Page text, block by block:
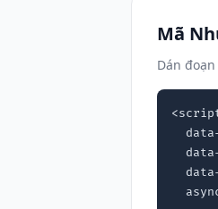
Mã
Dán